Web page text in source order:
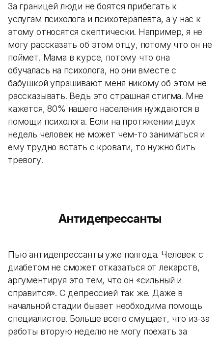
За границей люди не боятся прибегать к
услугам психолога и психотерапевта, а у нас к
этому относятся скептически. Например, я не
могу рассказать об этом отцу, потому что он не
поймет. Мама в курсе, потому что она
обучалась на психолога, но они вместе с
бабушкой упрашивают меня никому об этом не
рассказывать. Ведь это страшная стигма. Мне
кажется, 80% нашего населения нуждаются в
помощи психолога. Если на протяжении двух
недель человек не может чем-то заниматься и
ему трудно встать с кровати, то нужно бить
тревогу.
Антидепрессанты
Пью антидепрессанты уже полгода. Человек с
диабетом не сможет отказаться от лекарств,
аргументируя это тем, что он «сильный и
справится». С депрессией так же. Даже в
начальной стадии бывает необходима помощь
специалистов. Больше всего смущает, что из-за
работы вторую неделю не могу поехать за